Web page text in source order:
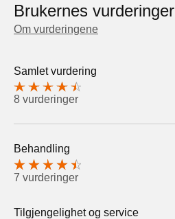
Brukernes vurderinger
Om vurderingene
Samlet vurdering
8 vurderinger
Behandling
7 vurderinger
Tilgjengelighet og service